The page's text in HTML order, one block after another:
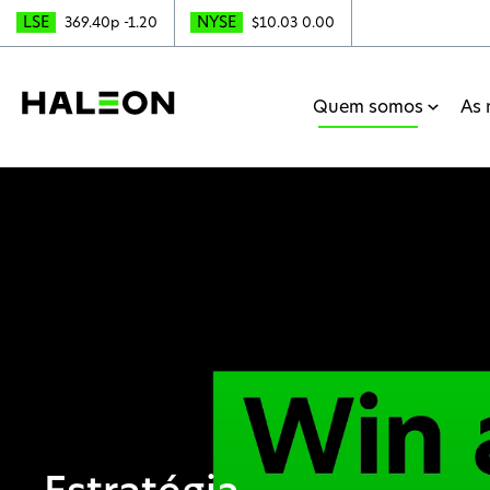
LSE 369.40p -1.20 NYSE $10.03 0.00
Quem somos As